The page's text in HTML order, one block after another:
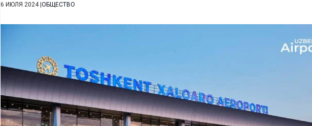
6 ИЮЛЯ 2024| ОБЩЕСТВО